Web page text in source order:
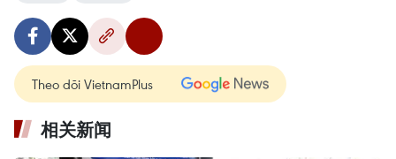
Theo dõi VietnamPlus
相关新闻